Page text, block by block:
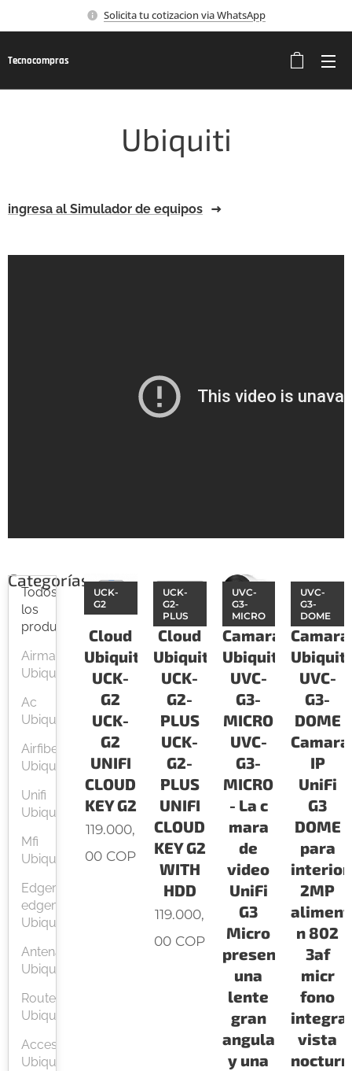
Solicita tu cotizacion via WhatsApp
Tecnocompras
Ubiquiti
ingresa al Simulador de equipos
Categorías
Todos
los
productos
Airmax
Ubiquiti
Ac
Ubiquiti
Airfiber
Ubiquiti
Unifi
Ubiquiti
Mfi
Ubiquiti
Edgerouter
edgemax
Ubiquiti
Antenas
Ubiquiti
Routers
Ubiquiti
Accesorios
Ubiquiti
Cloud
Ubiquiti
UCK-
G2
UCK-
G2
UNIFI
CLOUD
KEY G2
UCK-
G2
119.000,
00 COP
Cloud
Ubiquiti
UCK-
G2-
PLUS
UCK-
G2-
PLUS
UNIFI
CLOUD
KEY G2
WITH
HDD
UCK-
G2-
PLUS
119.000,
00 COP
Camaras
Ubiquiti
UVC-
G3-
MICRO
UVC-
G3-
MICRO
- La c
mara
de
video
UniFi
G3
Micro
presenta
una
lente
gran
angular
y una
UVC-
G3-
MICRO
Ubiquiti
UVC-
G3-
DOME
Camara
IP
UniFi
G3
DOME
para
interior
2MP
n 802
3af
micr
fono
vista
UVC-
G3-
DOME